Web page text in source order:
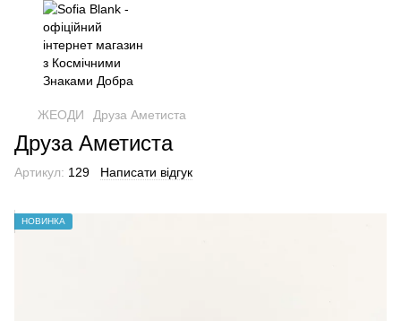
ЖЕОДИ Друза Аметиста
Друза Аметиста
Артикул: 129 Написати відгук
НОВИНКА